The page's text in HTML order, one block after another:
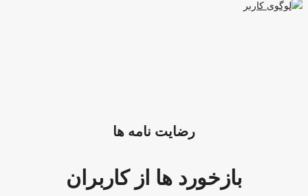
رضایت نامه ها
بازخورد ها از کاربران